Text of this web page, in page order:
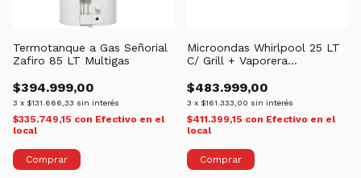
Termotanque a Gas Señorial
Zafiro 85 LT Multigas
$394.999,00
3 x $131.666,33 sin interés
$335.749,15 con Efectivo en el
local
Microondas Whirlpool 25 LT
C/ Grill + Vaporera
$483.999,00
3 x $161.333,00 sin interés
$411.399,15 con Efectivo en el
local